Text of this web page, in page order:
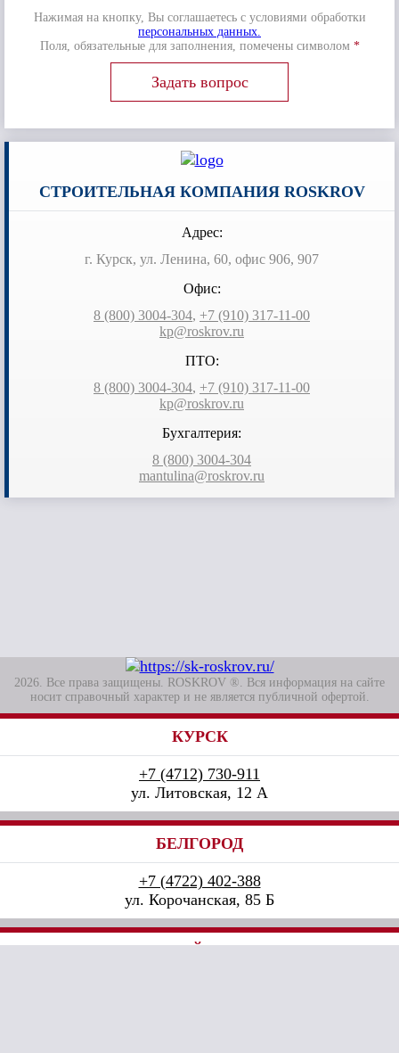
Нажимая на кнопку, Вы соглашаетесь с условиями обработки
персональных данных.
Поля, обязательные для заполнения, помечены символом *
СТРОИТЕЛЬНАЯ КОМПАНИЯ ROSKROV
Адрес:
г. Курск, ул. Ленина, 60, офис 906, 907
Офис:
8 (800) 3004-304, +7 (910) 317-11-00
kp@roskrov.ru
ПТО:
8 (800) 3004-304, +7 (910) 317-11-00
kp@roskrov.ru
Бухгалтерия:
8 (800) 3004-304
mantulina@roskrov.ru
2026. Все права защищены. ROSKROV ®. Вся информация на сайте
носит справочный характер и не является публичной офертой.
КУРСК
+7 (4712) 730-911
ул. Литовская, 12 А
БЕЛГОРОД
+7 (4722) 402-388
ул. Корочанская, 85 Б
СТАРЫЙ ОСКОЛ